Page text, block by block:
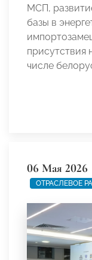
МСП,
базы в
присутствия
числе
06 Мая 2026
ОТРАСЛЕВОЕ